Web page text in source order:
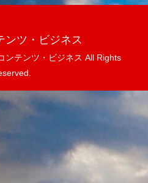
ンツ・ビジネス
ンテンツ・ビジネス All Rights